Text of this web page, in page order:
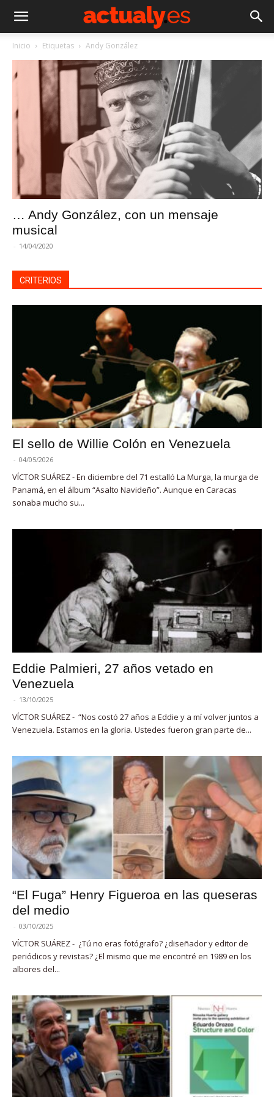
Inicio Etiquetas Andy González
… Andy González, con un mensaje
musical
- 14/04/2020
CRITERIOS
El sello de Willie Colón en Venezuela
- 04/05/2026
VÍCTOR SUÁREZ - En diciembre del 71 estalló La Murga, la murga de
Panamá, en el álbum “Asalto Navideño”. Aunque en Caracas
sonaba mucho su...
Eddie Palmieri, 27 años vetado en
Venezuela
- 13/10/2025
VÍCTOR SUÁREZ - “Nos costó 27 años a Eddie y a mí volver juntos a
Venezuela. Estamos en la gloria. Ustedes fueron gran parte de...
“El Fuga” Henry Figueroa en las queseras
del medio
- 03/10/2025
VÍCTOR SUÁREZ - ¿Tú no eras fotógrafo? ¿diseñador y editor de
periódicos y revistas? ¿El mismo que me encontré en 1989 en los
albores del...